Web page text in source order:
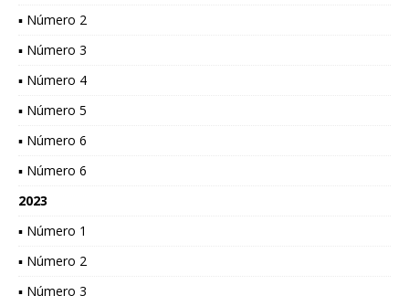
▪ Número 2
▪ Número 3
▪ Número 4
▪ Número 5
▪ Número 6
▪ Número 6
2023
▪ Número 1
▪ Número 2
▪ Número 3